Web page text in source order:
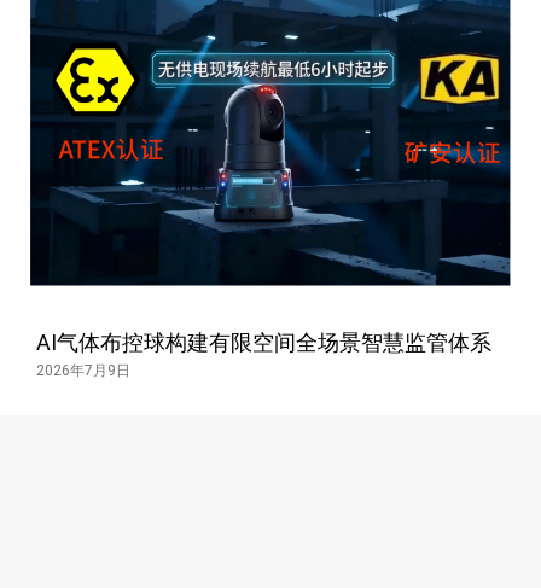
AI气体布控球构建有限空间全场景智慧监管体系
2026年7月9日